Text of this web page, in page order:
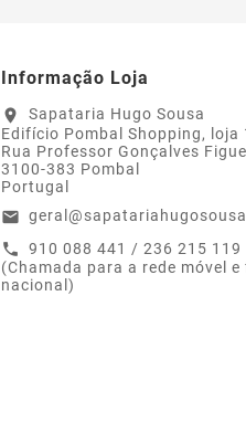
Informação Loja
location_on
Sapataria Hugo Sousa
Edifício Pombal Shopping, loja
Rua Professor Gonçalves
3100-383 Pombal
Portugal
email
call
910 088 441 / 236 215 119
(Chamada para a rede móvel e
nacional)